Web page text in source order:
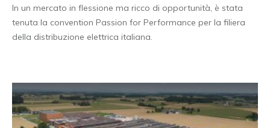
In un mercato in flessione ma ricco di opportunità, è stata
tenuta la convention Passion for Performance per la filiera
della distribuzione elettrica italiana.